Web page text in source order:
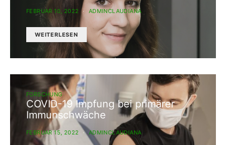
FEBRUAR 10, 2022 ADMINCLAUDIANA
WEITERLESEN
FORSCHUNG
COVID-19 Impfung bei primärer
Immunschwäche
FEBRUAR 15, 2022 ADMINCLAUDIANA